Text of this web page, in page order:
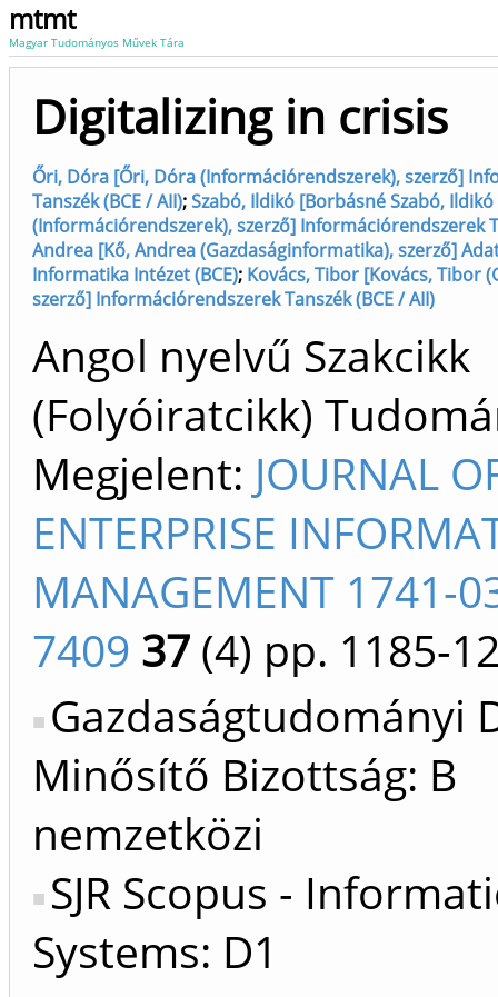
mtmt
Magyar Tudományos Művek Tára
Digitalizing in crisis
Őri, Dóra [Őri, Dóra (Információrendszerek), szerző]
Tanszék (BCE / AII);Szabó, Ildikó [Borbásné Szabó, Ildikó
(Információrendszerek), szerző] Információrendszerek
Andrea [Kő, Andrea (Gazdaságinformatika), szerző]
Informatika Intézet (BCE); Kovács, Tibor [Kovács, Tibor
szerző] Információrendszerek Tanszék (BCE / AII)
Angol nyelvű Szakcikk
(Folyóiratcikk)
Megjelent: JOURNAL
ENTERPRISE
MANAGEMENT 1741-
7409 37 (4) pp. 1185-
Gazdaságtudományi
Minősítő Bizottság: B
nemzetközi
SJR Scopus -
Systems: D1